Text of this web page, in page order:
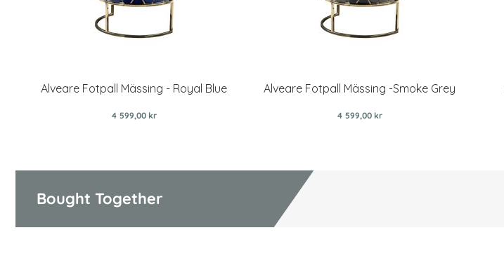
Alveare Fotpall Mässing - Royal Blue
4 599,00 kr
Alveare Fotpall Mässing -Smoke Grey
4 599,00 kr
Bought Together